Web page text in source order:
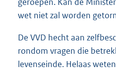
wet niet zal worden
De VVD hecht aan
rondom vragen die
levenseinde. Helaas